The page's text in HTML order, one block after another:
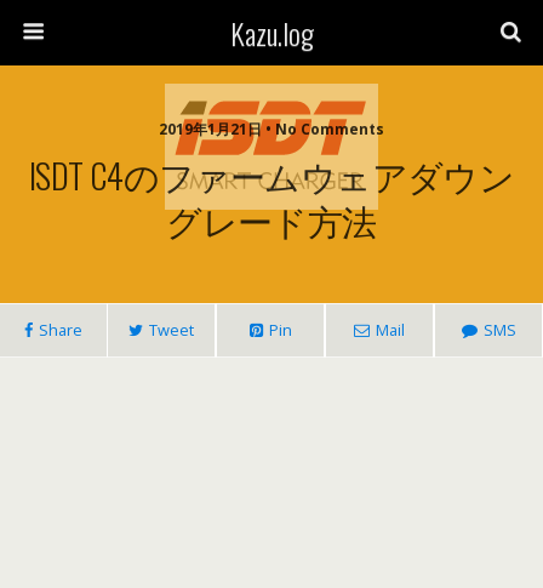
Kazu.log
2019年1月21日 • No Comments
ISDT C4のファームウェアダウン
グレード方法
Share Tweet Pin Mail SMS